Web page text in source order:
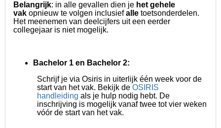
Belangrijk: in alle gevallen dien je het gehele
vak opnieuw te volgen inclusiefalle toetsonderdelen.
Het meenemen van deelcijfers uit een eerder
collegejaar is niet mogelijk.
Bachelor 1 en Bachelor 2:
Schrijf je via Osiris in uiterlijk één week voor de
start van het vak. Bekijk de OSIRIS
handleiding als je hulp nodig hebt. De
inschrijving is mogelijk vanaf twee tot vier weken
vóór de start van het vak.